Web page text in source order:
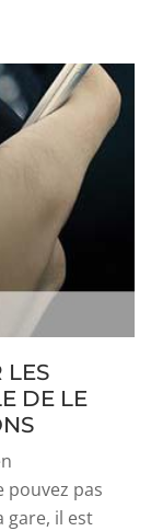
LES
DE LE
pouvez pas
gare, il est